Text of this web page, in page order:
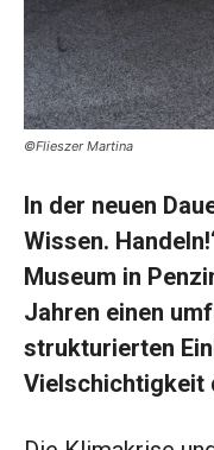
©Flieszer Martina
In der neuen
Wissen.
Museum in
Jahren einen
strukturierten
Vielschichtigkeit